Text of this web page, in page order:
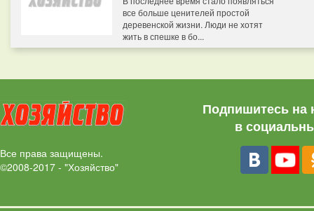
все больше ценителей простой
деревенской жизни. Люди не хотят
жить в спешке в бо...
Все права защищены.
©2008-2017 - "Хозяйство"
Подпишитесь на
в